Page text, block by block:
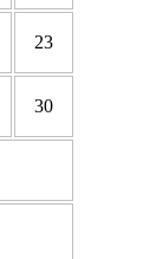
23
30